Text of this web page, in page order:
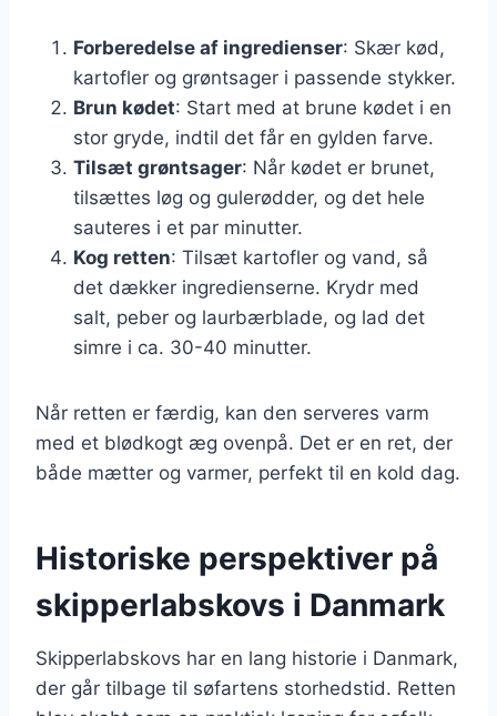
Forberedelse af ingredienser: Skær kød,
kartofler og grøntsager i passende stykker.
Brun kødet: Start med at brune kødet i en
stor gryde, indtil det får en gylden farve.
Tilsæt grøntsager: Når kødet er brunet,
tilsættes løg og gulerødder, og det hele
sauteres i et par minutter.
Kog retten: Tilsæt kartofler og vand, så
det dækker ingredienserne. Krydr med
salt, peber og laurbærblade, og lad det
simre i ca. 30-40 minutter.
Når retten er færdig, kan den serveres varm
med et blødkogt æg ovenpå. Det er en ret, der
både mætter og varmer, perfekt til en kold dag.
Historiske perspektiver på
skipperlabskovs i Danmark
Skipperlabskovs har en lang historie i Danmark,
der går tilbage til søfartens storhedstid. Retten